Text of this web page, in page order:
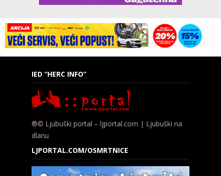
IED “HERC INFO”
®© Ljubuški portal – ljportal.com | Ljubuški na
dlanu
LJPORTAL.COM/OSMRTNICE